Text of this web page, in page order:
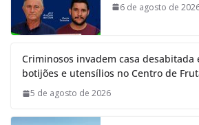
6 de agosto de
Criminosos invadem casa
botijões e utensílios no Centro de
5 de agosto de 2026